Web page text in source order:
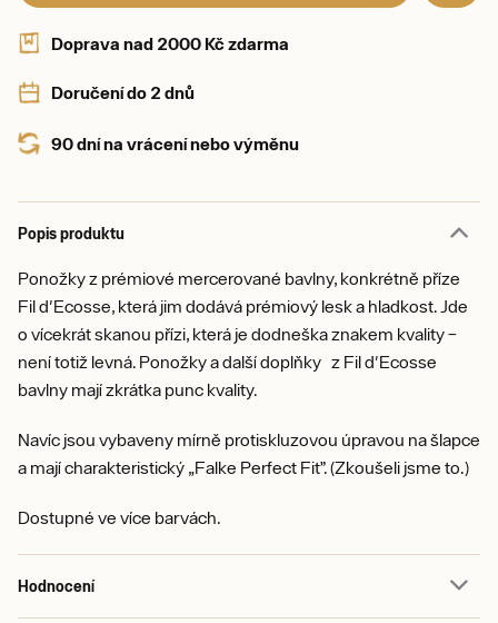
Doprava nad 2000 Kč zdarma
Doručení do 2 dnů
90 dní na vrácení nebo výměnu
Popis produktu
Ponožky z prémiové mercerované bavlny, konkrétně příze
Fil d'Ecosse, která jim dodává prémiový lesk a hladkost. Jde
o vícekrát skanou přízi, která je dodneška znakem kvality –
není totiž levná. Ponožky a další doplňky z Fil d'Ecosse
bavlny mají zkrátka punc kvality.
Navíc jsou vybaveny mírně protiskluzovou úpravou na šlapce
a mají charakteristický „Falke Perfect Fit”. (Zkoušeli jsme to.)
Dostupné ve více barvách.
Hodnocení